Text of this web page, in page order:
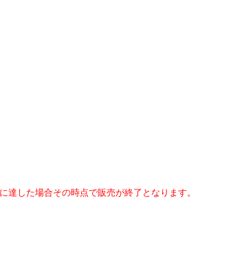
した場合その時点で販売が終了となります。